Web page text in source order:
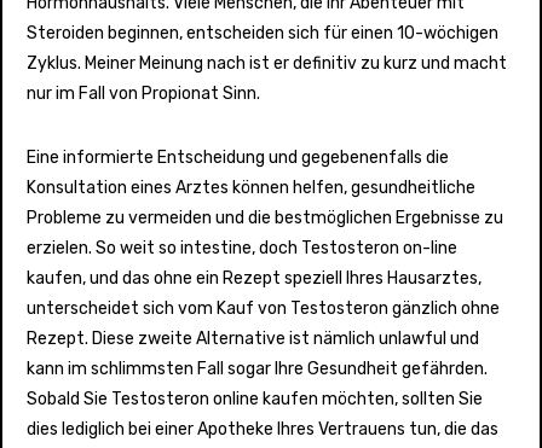
Steroiden beginnen, entscheiden sich für einen 10-wöchigen
Zyklus. Meiner Meinung nach ist er definitiv zu kurz und macht
nur im Fall von Propionat Sinn.
Eine informierte Entscheidung und gegebenenfalls die
Konsultation eines Arztes können helfen, gesundheitliche
Probleme zu vermeiden und die bestmöglichen Ergebnisse zu
erzielen. So weit so intestine, doch Testosteron on-line
kaufen, und das ohne ein Rezept speziell Ihres Hausarztes,
unterscheidet sich vom Kauf von Testosteron gänzlich ohne
Rezept. Diese zweite Alternative ist nämlich unlawful und
kann im schlimmsten Fall sogar Ihre Gesundheit gefährden.
Sobald Sie Testosteron online kaufen möchten, sollten Sie
dies lediglich bei einer Apotheke Ihres Vertrauens tun, die das